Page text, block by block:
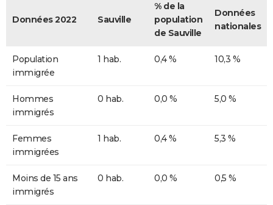
Données 2022 Sauville
% de la
population
de Sauville
Données
nationales
Population
immigrée
1 hab. 0,4 % 10,3 %
Hommes
immigrés
0 hab. 0,0 % 5,0 %
Femmes
immigrées
1 hab. 0,4 % 5,3 %
Moins de 15 ans
immigrés
0 hab. 0,0 % 0,5 %